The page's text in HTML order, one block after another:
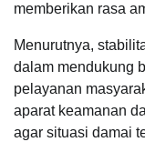
memberikan rasa
Menurutnya,
dalam mendukung
pelayanan
aparat keamanan
agar situasi damai